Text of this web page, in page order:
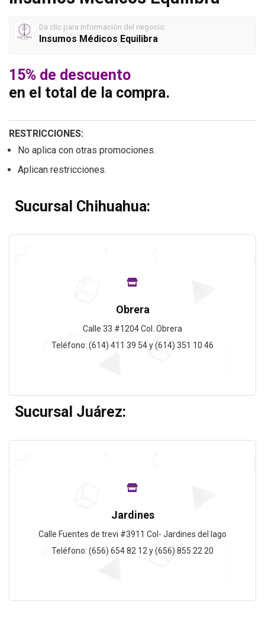
Da clic para información del negocio:
Insumos Médicos Equilibra
15% de descuento
en el total de la compra.
RESTRICCIONES:
No aplica con otras promociones.
Aplican restricciones.
Sucursal Chihuahua:
Obrera
Calle 33 #1204 Col. Obrera
Teléfono: (614) 411 39 54 y (614) 351 10 46
Sucursal Juárez:
Jardines
Calle Fuentes de trevi #3911 Col- Jardines del lago
Teléfono: (656) 654 82 12 y (656) 855 22 20